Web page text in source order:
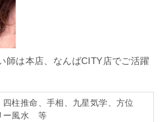
師は本店、なんばCITY店でご活躍
四柱推命、手相、九星気学、方位
ー風水 等